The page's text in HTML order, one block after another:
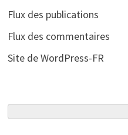
Flux des publications
Flux des commentaires
Site de WordPress-FR